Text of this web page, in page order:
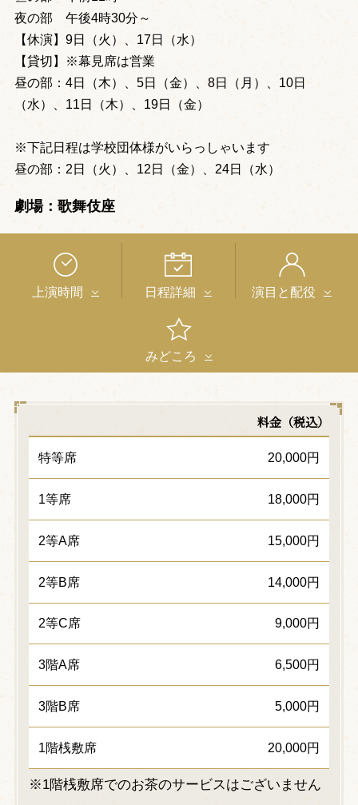
夜の部 午後4時30分～
【休演】9日（火）、17日（水）
【貸切】※幕見席は営業
昼の部：4日（木）、5日（金）、8日（月）、10日
（水）、11日（木）、19日（金）
※下記日程は学校団体様がいらっしゃいます
昼の部：2日（火）、12日（金）、24日（水）
劇場：歌舞伎座
上演時間 日程詳細 演目と配役
みどころ
料金（税込）
特等席 20,000円
1等席 18,000円
2等A席 15,000円
2等B席 14,000円
2等C席 9,000円
3階A席 6,500円
3階B席 5,000円
1階桟敷席 20,000円
※1階桟敷席でのお茶のサービスはございません